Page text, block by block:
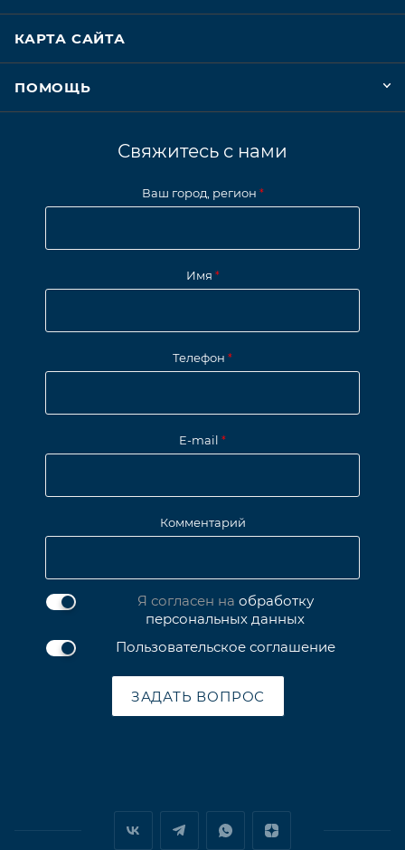
КАРТА САЙТА
ПОМОЩЬ
Свяжитесь с нами
Ваш город, регион *
Имя *
Телефон *
E-mail *
Комментарий
Я согласен на обработку
персональных данных
Пользовательское соглашение
ЗАДАТЬ ВОПРОС